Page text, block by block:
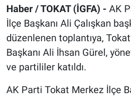
Haber / TOKAT (İGFA) - AK
İlçe Başkanı Ali Çalışkan
düzenlenen toplantıya,
Başkanı Ali İhsan Gürel,
ve partililer katıldı.
AK Parti Tokat Merkez İlçe